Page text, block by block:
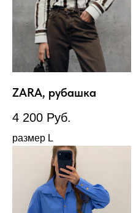
ZARA, рубашка
4 200 Руб.
размер L